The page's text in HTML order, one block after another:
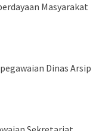
Masyarakat
Dinas Arsip